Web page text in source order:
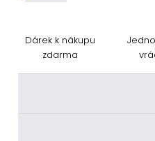
Dárek k nákupu
zdarma